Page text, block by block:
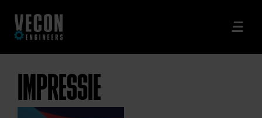
IMPRESSIE